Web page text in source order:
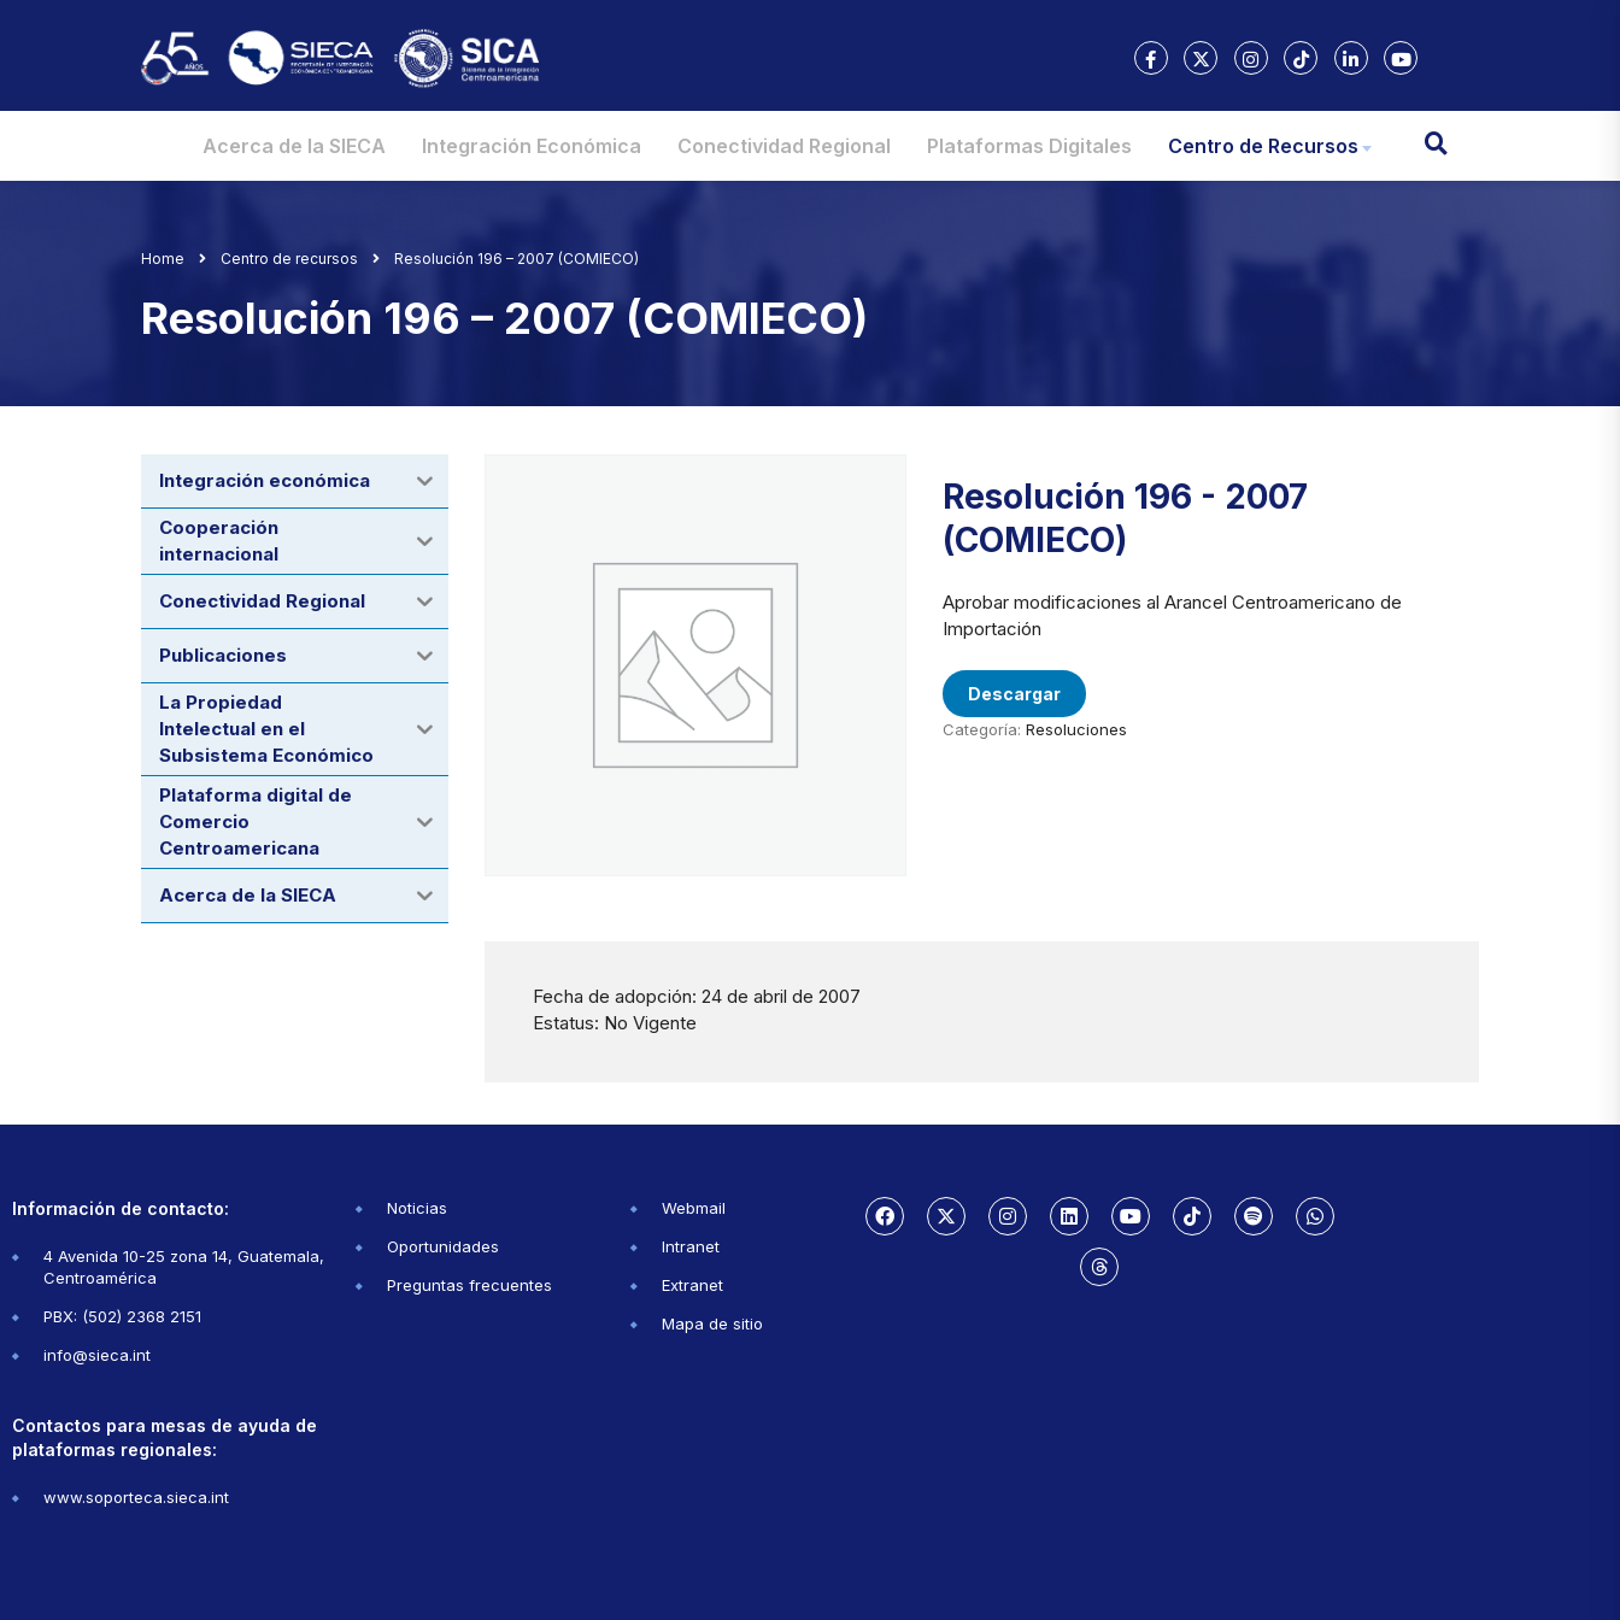
Acerca de la SIECA Integración Económica Conectividad Regional Plataformas Digitales Centro de Recursos
Home Centro de recursos Resolución 196 – 2007 (COMIECO)
Resolución 196 – 2007 (COMIECO)
Resolución 196 - 2007
(COMIECO)
Aprobar modificaciones al Arancel Centroamericano de
Importación
Descargar
Categoría: Resoluciones
Fecha de adopción: 24 de abril de 2007
Estatus: No Vigente
Integración económica
Cooperación
internacional
Conectividad Regional
Publicaciones
La Propiedad
Intelectual en el
Subsistema Económico
Plataforma digital de
Comercio
Centroamericana
Acerca de la SIECA
Información de contacto:
4 Avenida 10-25 zona 14, Guatemala,
Centroamérica
PBX: (502) 2368 2151
info@sieca.int
Contactos para mesas de ayuda de
plataformas regionales:
www.soporteca.sieca.int
Noticias
Oportunidades
Preguntas frecuentes
Webmail
Intranet
Extranet
Mapa de sitio